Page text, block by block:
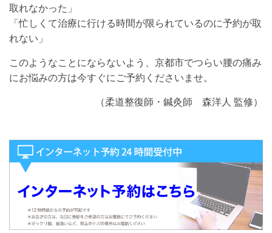
取れなかった」
「忙しくて治療に行ける時間が限られているのに予約が取
れない」
このようなことにならないよう、京都市でつらい腰の痛み
にお悩みの方は今すぐにご予約くださいませ。
（柔道整復師・鍼灸師 森洋人 監修）